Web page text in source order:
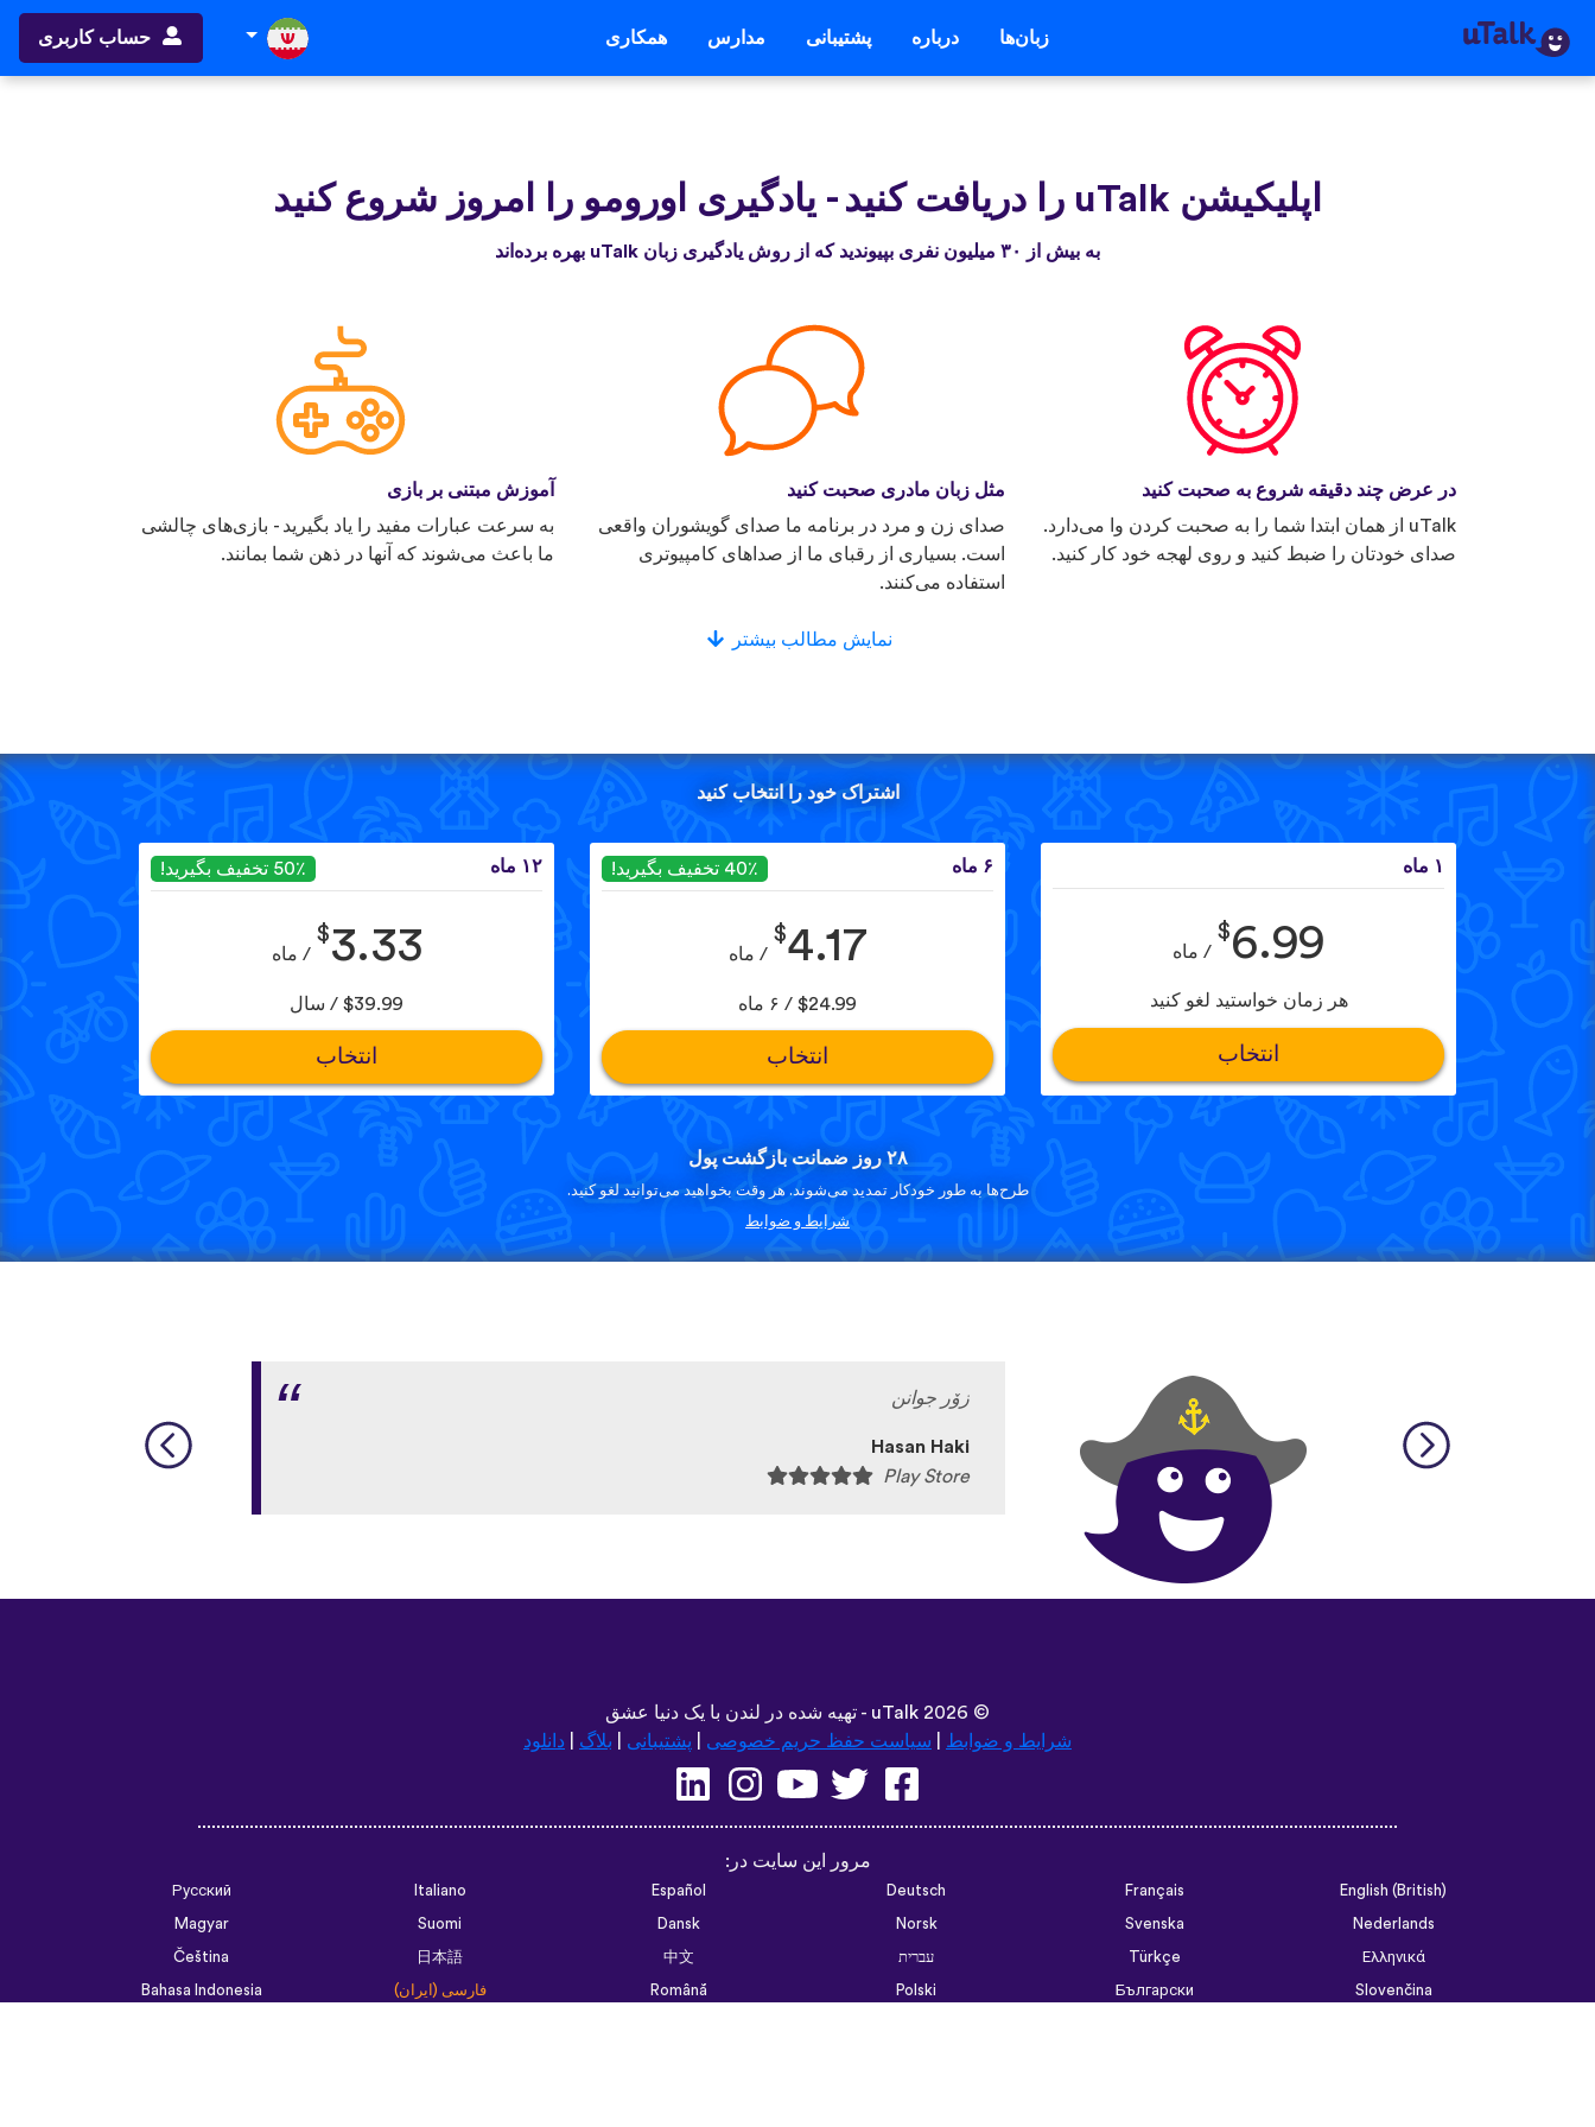
زبان‌ها درباره پشتیبانی مدارس همکاری حساب کاربری
اپلیکیشن uTalk‌ را دریافت کنید - یادگیری اورومو را امروز شروع کنید
به بیش از ۳۰ میلیون نفری بپیوندید که از روش یادگیری زبان uTalk بهره برده‌اند
در عرض چند دقیقه شروع به صحبت کنید
uTalk از همان ابتدا شما را به صحبت کردن وا می‌دارد.
صدای خودتان را ضبط کنید و روی لهجه خود کار کنید.
مثل زبان مادری صحبت کنید
صدای زن و مرد در برنامه ما صدای گویشوران واقعی
است. بسیاری از رقبای ما از صداهای کامپیوتری
استفاده می‌کنند.
آموزش مبتنی بر بازی
به سرعت عبارات مفید را یاد بگیرید - بازی‌های چالشی
ما باعث می‌شوند که آنها در ذهن شما بمانند.
نمایش مطالب بیشتر
اشتراک خود را انتخاب کنید
۱ ماه
$6.99 / ماه
هر زمان خواستید لغو کنید
انتخاب
۶ ماه 40٪ تخفیف بگیرید!
$4.17 / ماه
$24.99 / ۶ ماه
انتخاب
۱۲ ماه 50٪ تخفیف بگیرید!
$3.33 / ماه
$39.99 / سال
انتخاب
۲۸ روز ضمانت بازگشت پول
طرح‌ها به طور خودکار تمدید می‌شوند. هر وقت بخواهید می‌توانید لغو کنید.
شرایط و ضوابط
زۆر جوانن
Hasan Haki
Play Store
©
uTalk 2026 - تهیه شده در لندن با یک دنیا عشق
شرایط و ضوابط
سیاست حفظ حریم خصوصی پشتیبانی بلاگ دانلود
مرور این سایت در:
English (British)
Français
Deutsch
Español
Italiano
Русский
Nederlands
Svenska
Norsk
Dansk
Suomi
Magyar
Ελληνικά
Türkçe עברית 中文
日本語
Čeština
Slovenčina
Български
Polski
Română فارسی (ایران)
Bahasa Indonesia